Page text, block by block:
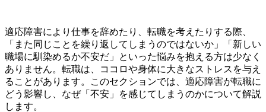
適応障害により仕事を辞めたり、転職を考えたりする際、
「また同じことを繰り返してしまうのではないか」「新しい
職場に馴染めるか不安だ」といった悩みを抱える方は少なく
ありません。転職は、ココロや身体に大きなストレスを与え
ることがあります。このセクションでは、適応障害が転職に
どう影響し、なぜ「不安」を感じてしまうのかについて解説
します。